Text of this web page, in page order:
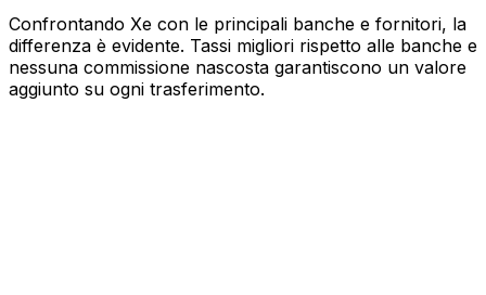
Confrontando Xe con le principali banche e fornitori, la
differenza è evidente. Tassi migliori rispetto alle banche e
nessuna commissione nascosta garantiscono un valore
aggiunto su ogni trasferimento.